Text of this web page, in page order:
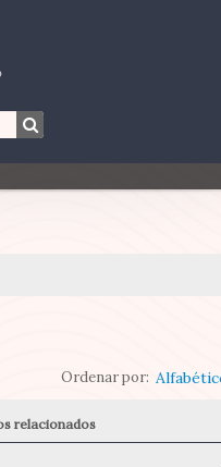
Ordenar por:
relacionados